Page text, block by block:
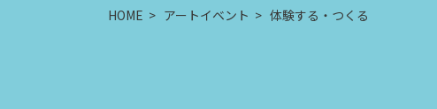
HOME アートイベント 体験する・つくる